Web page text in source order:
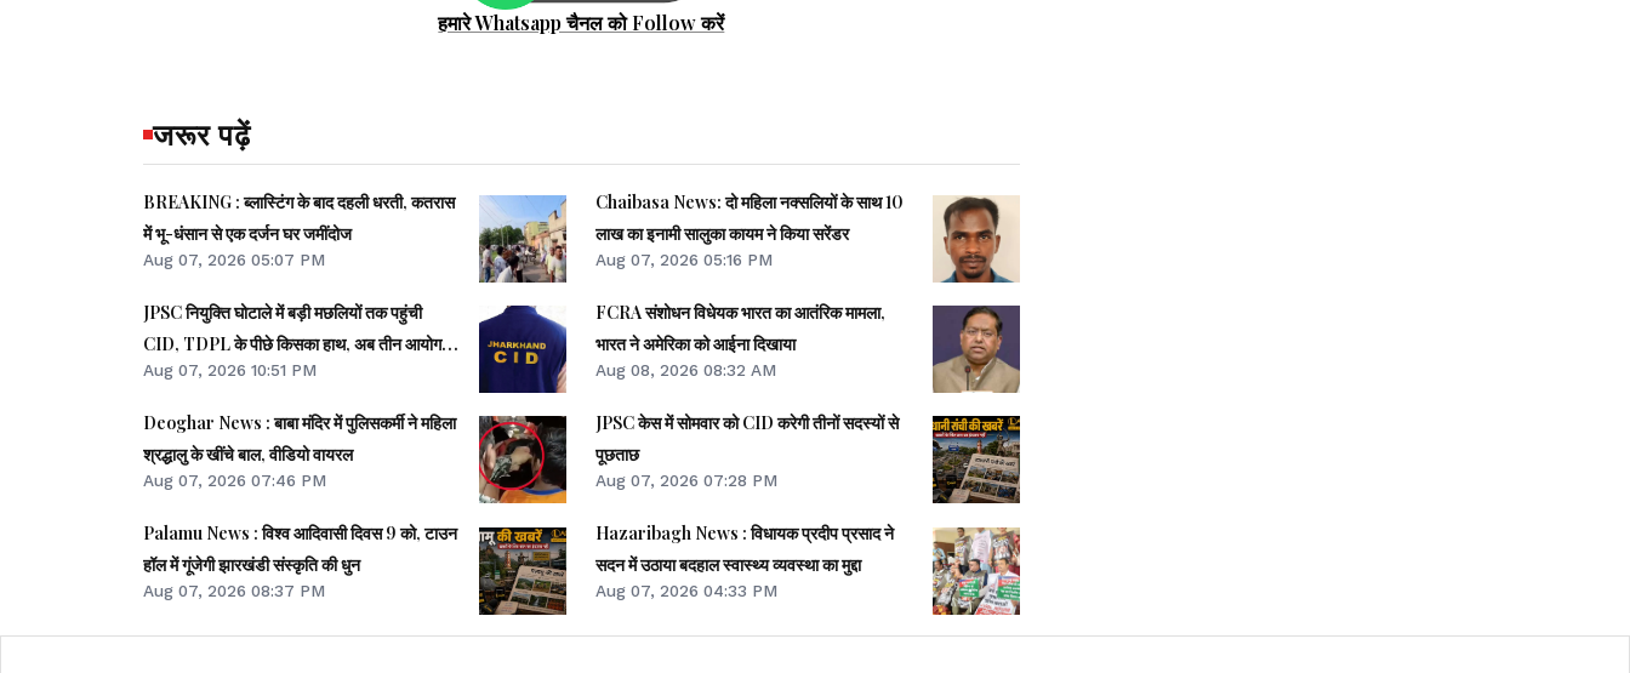
हमारे Whatsapp चैनल को Follow करें
जरूर पढ़ें
BREAKING : ब्लास्टिंग के बाद दहली धरती, कतरास
में भू-धंसान से एक दर्जन घर जमींदोज
Aug 07, 2026 05:07 PM
JPSC नियुक्ति घोटाले में बड़ी मछलियों तक पहुंची
CID, TDPL के पीछे किसका हाथ, अब तीन आयोग
सदस्यों से पूछताछ
Aug 07, 2026 10:51 PM
Deoghar News : बाबा मंदिर में पुलिसकर्मी ने महिला
श्रद्धालु के खींचे बाल, वीडियो वायरल
Aug 07, 2026 07:46 PM
Palamu News : विश्व आदिवासी दिवस 9 को, टाउन
हॉल में गूंजेगी झारखंडी संस्कृति की धुन
Aug 07, 2026 08:37 PM
Chaibasa News: दो महिला नक्सलियों के साथ 10
लाख का इनामी सालुका कायम ने किया सरेंडर
Aug 07, 2026 05:16 PM
FCRA संशोधन विधेयक भारत का आतंरिक मामला,
भारत ने अमेरिका को आईना दिखाया
Aug 08, 2026 08:32 AM
JPSC केस में सोमवार को CID करेगी तीनों सदस्यों से
पूछताछ
Aug 07, 2026 07:28 PM
Hazaribagh News : विधायक प्रदीप प्रसाद ने
सदन में उठाया बदहाल स्वास्थ्य व्यवस्था का मुद्दा
Aug 07, 2026 04:33 PM